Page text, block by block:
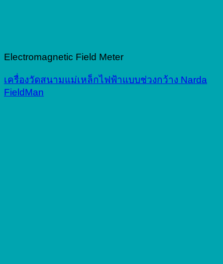
Electromagnetic Field Meter
เครื่องวัดสนามแม่เหล็กไฟฟ้าแบบช่วงกว้าง Narda
FieldMan